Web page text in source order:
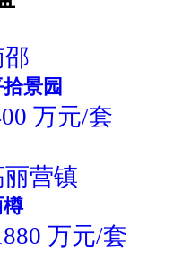
邵
景园
万元/套
营镇
樽
万元/套